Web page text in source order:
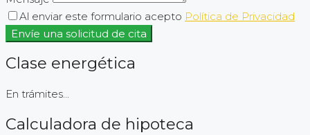
Al enviar este formulario acepto Política de Privacidad
Envíe una solicitud de cita
Clase energética
En trámites...
Calculadora de hipoteca